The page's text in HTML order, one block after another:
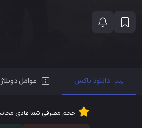
دانلود باکس عوامل دوبلاژ
حجم مصرفی شما عادی